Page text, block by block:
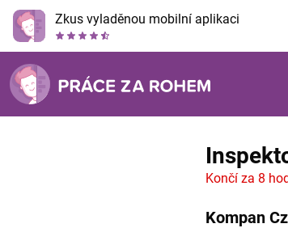
Zkus vyladěnou mobilní aplikaci
Končí za 8
Kompan